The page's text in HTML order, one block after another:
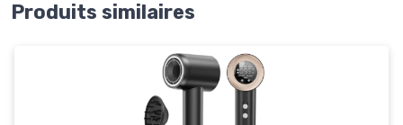
Produits similaires